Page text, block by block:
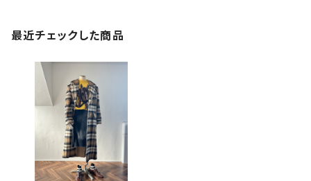
最近チェックした商品